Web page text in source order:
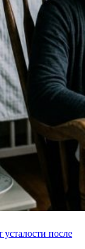
усталости после